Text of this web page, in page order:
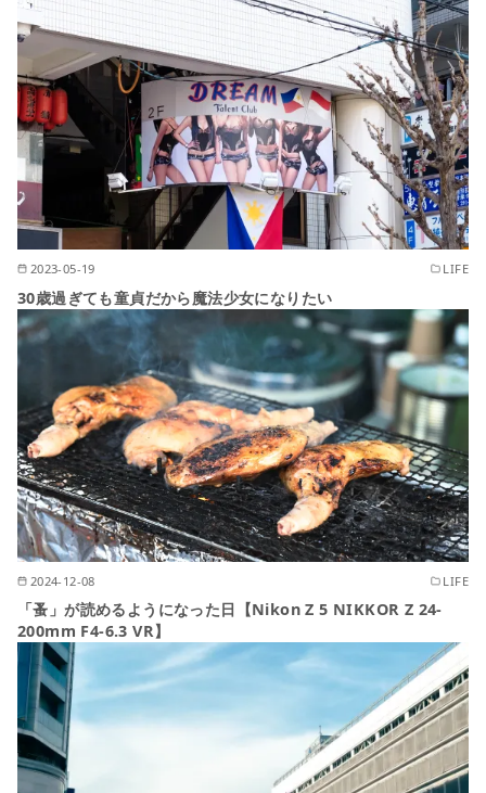
2023-05-19 LIFE
30歳過ぎても童貞だから魔法少女になりたい
2024-12-08 LIFE
「蚤」が読めるようになった日【Nikon Z 5 NIKKOR Z 24-
200mm F4-6.3 VR】